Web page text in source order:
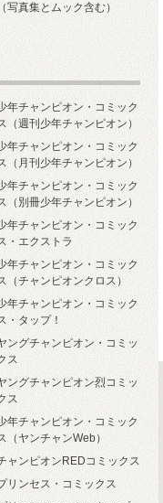
（写真集とムック含む）
年チャンピオン・コミック
（週刊少年チャンピオン）
年チャンピオン・コミック
（月刊少年チャンピオン）
年チャンピオン・コミック
（別冊少年チャンピオン）
年チャンピオン・コミック
・エクストラ
年チャンピオン・コミック
（チャンピオンクロス）
年チャンピオン・コミック
・タップ！
ングチャンピオン・コミッ
ス
ングチャンピオン烈コミッ
ス
年チャンピオン・コミック
（ヤンチャンWeb）
ャンピオンREDコミックス
リンセス・コミックス